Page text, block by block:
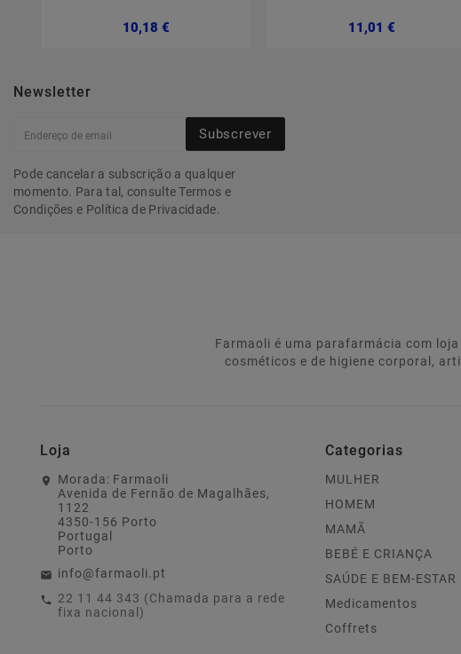
10,18 €Preço 11,01 €Preço
Newsletter
Subscrever
Pode cancelar a subscrição a qualquer
momento. Para tal, consulte Termos e
Condições e Política de Privacidade.
Farmaoli é uma parafarmácia com
cosméticos e de higiene corporal,
Loja
Morada: Farmaoli
Avenida de Fernão de Magalhães,
1122
4350-156 Porto
Portugal
Porto
info@farmaoli.pt
22 11 44 343 (Chamada para a rede
fixa nacional)
Categorias
MULHER
HOMEM
MAMÃ
BEBÉ E CRIANÇA
SAÚDE E BEM-ESTAR
Medicamentos
Coffrets